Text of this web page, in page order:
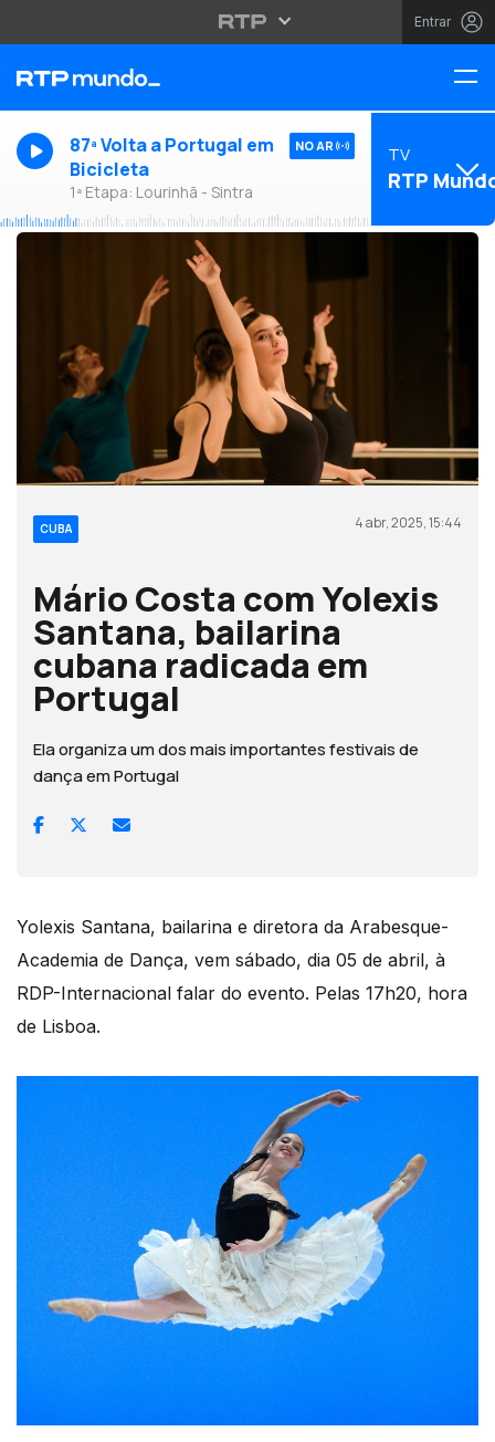
Entrar
87ª Volta a Portugal em
Bicicleta
1ª Etapa: Lourinhã - Sintra
NO AR TV
RTP
CUBA 4 abr, 2025, 15:44
Mário Costa com Yolexis
Santana, bailarina
cubana radicada em
Portugal
Ela organiza um dos mais importantes festivais de
dança em Portugal
Yolexis Santana, bailarina e diretora da Arabesque-
Academia de Dança, vem sábado, dia 05 de abril, à
RDP-Internacional falar do evento. Pelas 17h20, hora
de Lisboa.